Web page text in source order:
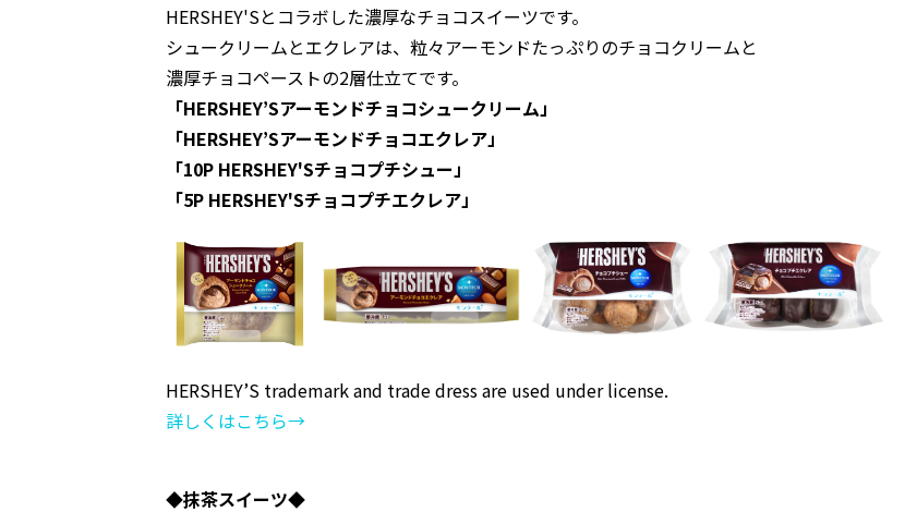
HERSHEY'Sとコラボした濃厚なチョコスイーツです。
シュークリームとエクレアは、粒々アーモンドたっぷりのチョコクリームと
濃厚チョコペーストの2層仕立てです。
「HERSHEY’Sアーモンドチョコシュークリーム」
「HERSHEY’Sアーモンドチョコエクレア」
「10P HERSHEY'Sチョコプチシュー」
「5P HERSHEY'Sチョコプチエクレア」
HERSHEY’S trademark and trade dress are used under license.
詳しくはこちら→
◆抹茶スイーツ◆